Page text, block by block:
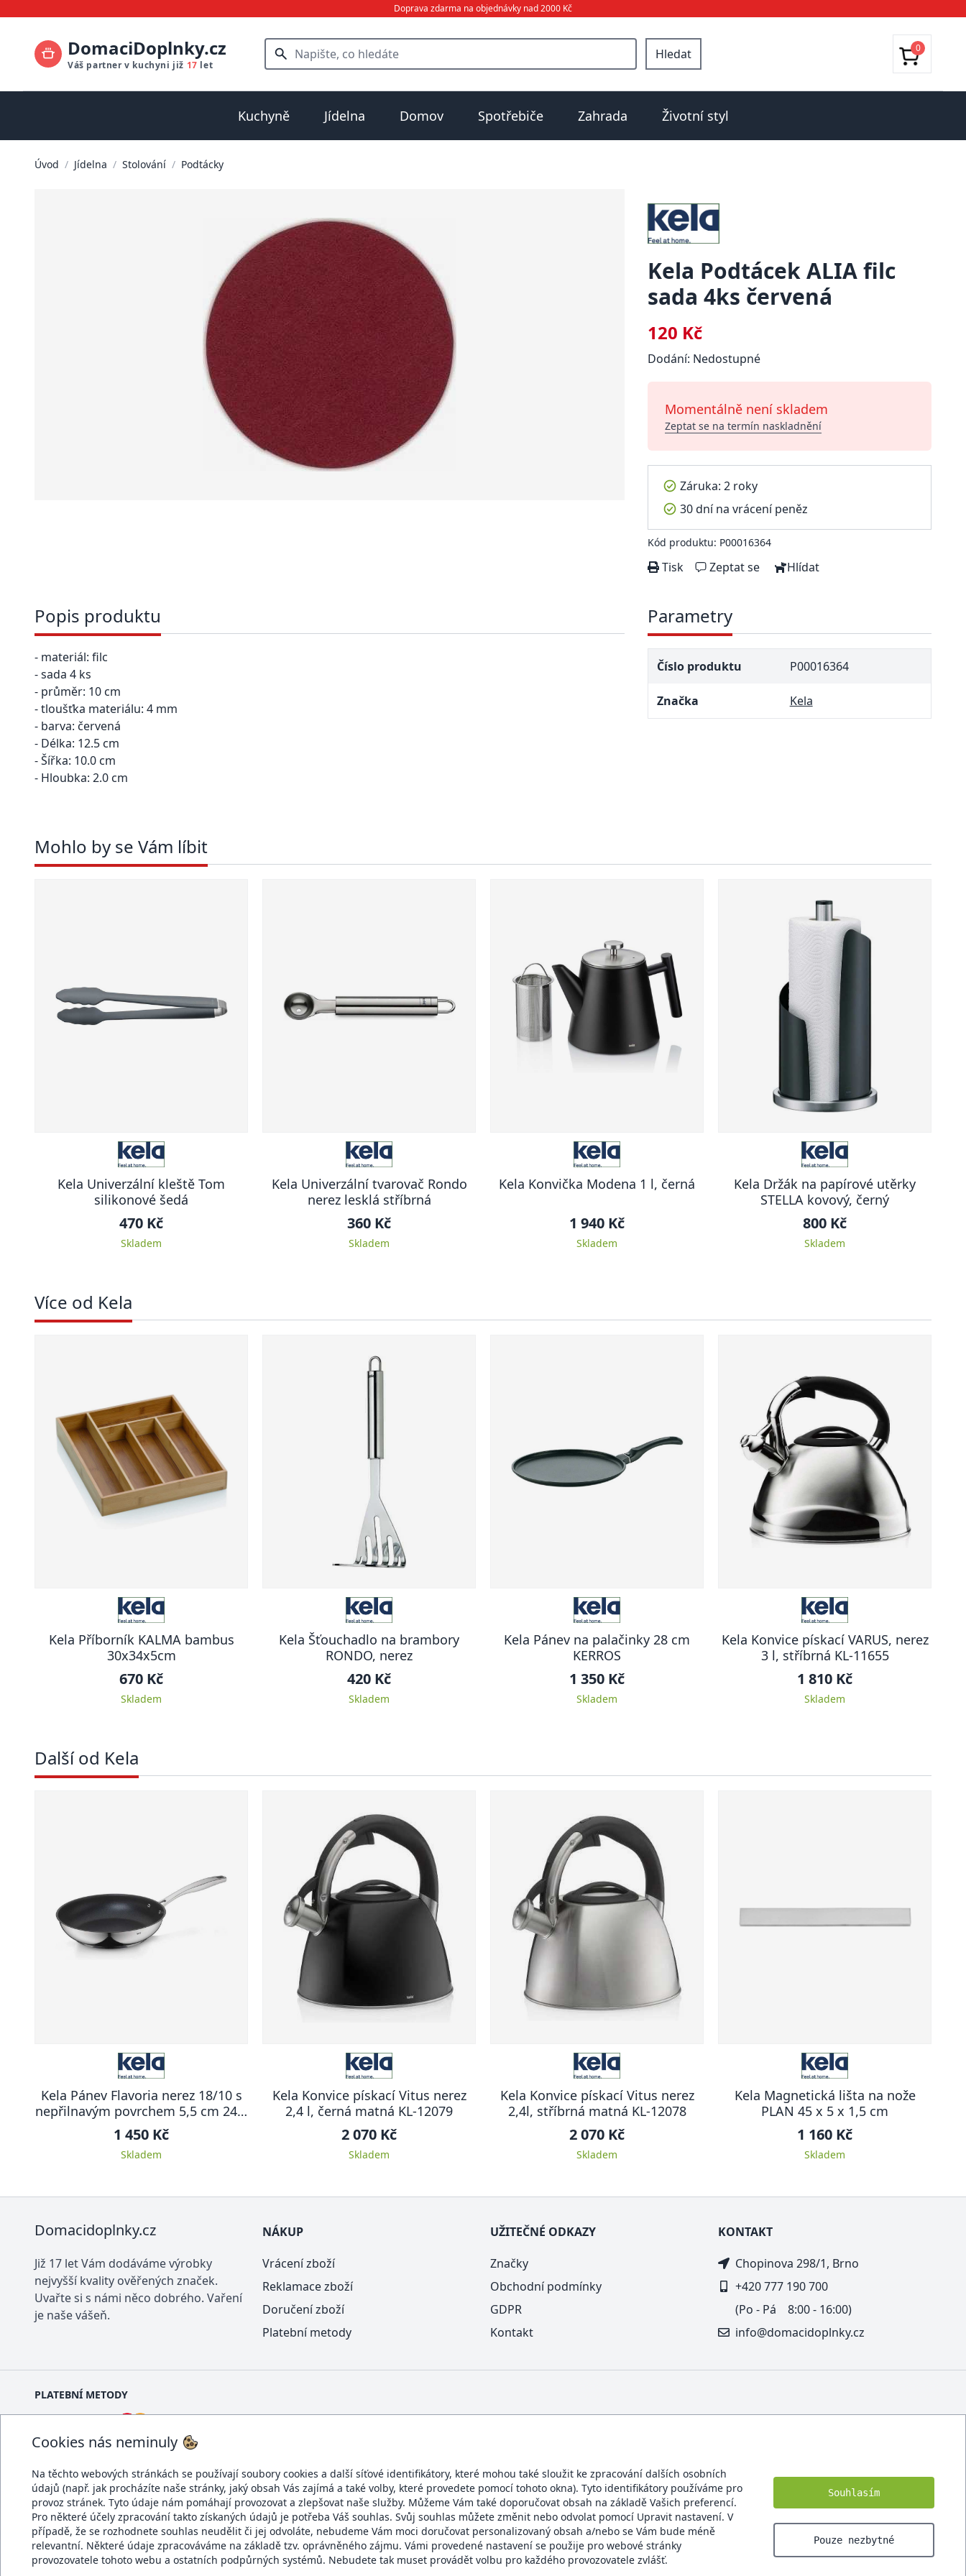
Doprava zdarma na objednávky nad 2000 Kč
DomaciDoplnky.cz
Váš partner v kuchyni již 17 let
Hledat 0
Kuchyně Jídelna Domov Spotřebiče Zahrada Životní styl
Úvod / Jídelna / Stolování / Podtácky
Kela Podtácek ALIA filc
sada 4ks červená
120 Kč
Dodání: Nedostupné
Momentálně není skladem
Zeptat se na termín naskladnění
Záruka: 2 roky
30 dní na vrácení peněz
Kód produktu: P00016364
Tisk Zeptat se Hlídat
Popis produktu
- materiál: filc
- sada 4 ks
- průměr: 10 cm
- tloušťka materiálu: 4 mm
- barva: červená
- Délka: 12.5 cm
- Šířka: 10.0 cm
- Hloubka: 2.0 cm
Parametry
Číslo produktu P00016364
Značka Kela
Mohlo by se Vám líbit
Kela Univerzální kleště Tom
silikonové šedá
470 Kč
Skladem
Kela Univerzální tvarovač Rondo
nerez lesklá stříbrná
360 Kč
Skladem
Kela Konvička Modena 1 l, černá
1 940 Kč
Skladem
Kela Držák na papírové utěrky
STELLA kovový, černý
800 Kč
Skladem
Více od Kela
Kela Příborník KALMA bambus
30x34x5cm
670 Kč
Skladem
Kela Šťouchadlo na brambory
RONDO, nerez
420 Kč
Skladem
Kela Pánev na palačinky 28 cm
KERROS
1 350 Kč
Skladem
Kela Konvice pískací VARUS, nerez
3 l, stříbrná KL-11655
1 810 Kč
Skladem
Další od Kela
Kela Pánev Flavoria nerez 18/10 s
nepřilnavým povrchem 5,5 cm 24,0
cm KL-10198
1 450 Kč
Skladem
Kela Konvice pískací Vitus nerez
2,4 l, černá matná KL-12079
2 070 Kč
Skladem
Kela Konvice pískací Vitus nerez
2,4l, stříbrná matná KL-12078
2 070 Kč
Skladem
Kela Magnetická lišta na nože
PLAN 45 x 5 x 1,5 cm
1 160 Kč
Skladem
Cookies nás neminuly
Na těchto webových stránkách se používají soubory cookies a další síťové identifikátory, které mohou také sloužit ke zpracování dalších osobních
údajů (např. jak procházíte naše stránky, jaký obsah Vás zajímá a také volby, které provedete pomocí tohoto okna). Tyto identifikátory používáme pro
provoz stránek. Tyto údaje nám pomáhají provozovat a zlepšovat naše služby. Můžeme Vám také doporučovat obsah na základě Vašich preferencí.
Pro některé účely zpracování takto získaných údajů je potřeba Váš souhlas. Svůj souhlas můžete změnit nebo odvolat pomocí Upravit nastavení. V
případě, že se rozhodnete souhlas neudělit či jej odvoláte, nebudeme Vám moci doručovat personalizovaný obsah a/nebo se Vám bude méně
relevantní. Některé údaje zpracováváme na základě tzv. oprávněného zájmu. Vámi provedené nastavení se použije pro webové stránky
provozovatele tohoto webu a ostatních podpůrných systémů. Nebudete tak muset provádět volbu pro každého provozovatele zvlášť.
Souhlasím
Pouze nezbytné
Domacidoplnky.cz
Již 17 let Vám dodáváme výrobky
nejvyšší kvality ověřených značek.
Uvařte si s námi něco dobrého. Vaření
je naše vášeň.
NÁKUP
Vrácení zboží
Reklamace zboží
Doručení zboží
Platební metody
UŽITEČNÉ ODKAZY
Značky
Obchodní podmínky
GDPR
Kontakt
KONTAKT
Chopinova 298/1, Brno
+420 777 190 700
(Po - Pá 8:00 - 16:00)
info@domacidoplnky.cz
PLATEBNÍ METODY
DOPRAVCI BEZPEČNÝ OBCHOD
Domacidoplnky.cz © 2007 - 2026 | Všechna práva vyhrazena.